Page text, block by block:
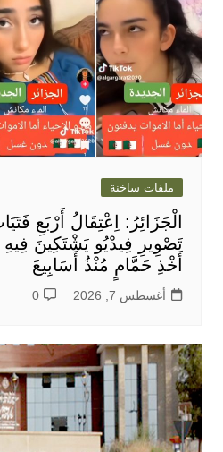
ملفات ساخنة
الْجَزَائِرُ: اِعْتِقَالُ أَرْبَعِ
تَصْوِيرِ فِيدْيُو يَشْتَكِينَ
أَخْذِ حَمَّامٍ مُنْذُ أَسَابِيعَ
أغسطس 7, 2026 0